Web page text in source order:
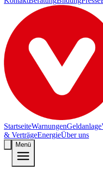
StartseiteWarnungenGeldanlage
& VerträgeEnergieÜber uns
Menü